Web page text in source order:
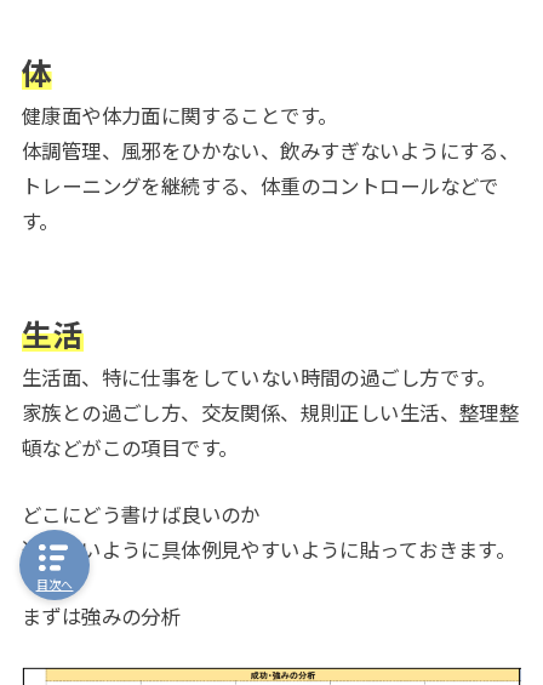
体
健康面や体力面に関することです。
体調管理、風邪をひかない、飲みすぎないようにする、
トレーニングを継続する、体重のコントロールなどで
す。
生活
生活面、特に仕事をしていない時間の過ごし方です。
家族との過ごし方、交友関係、規則正しい生活、整理整
頓などがこの項目です。
どこにどう書けば良いのか
迷わないように具体例見やすいように貼っておきます。
まずは強みの分析
目次へ